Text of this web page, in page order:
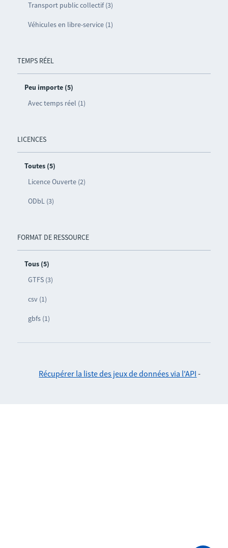
Transport public collectif (3)
Véhicules en libre-service (1)
TEMPS RÉEL
Peu importe (5)
Avec temps réel (1)
LICENCES
Toutes (5)
Licence Ouverte (2)
ODbL (3)
FORMAT DE RESSOURCE
Tous (5)
GTFS (3)
csv (1)
gbfs (1)
Récupérer la liste des jeux de données via l'API -